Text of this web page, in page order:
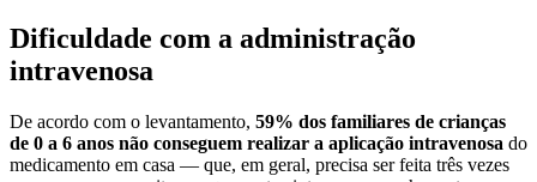
Dificuldade com a administração
intravenosa
De acordo com o levantamento, 59% dos familiares de crianças
de 0 a 6 anos não conseguem realizar a aplicação intravenosa do
medicamento em casa — que, em geral, precisa ser feita três vezes